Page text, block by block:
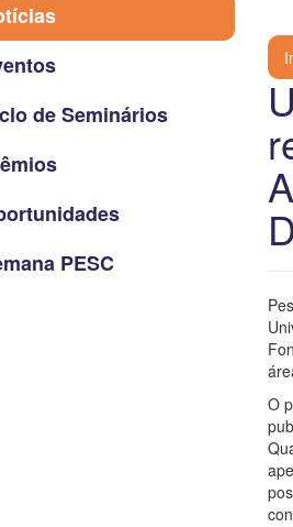
de Seminários
PESC
O